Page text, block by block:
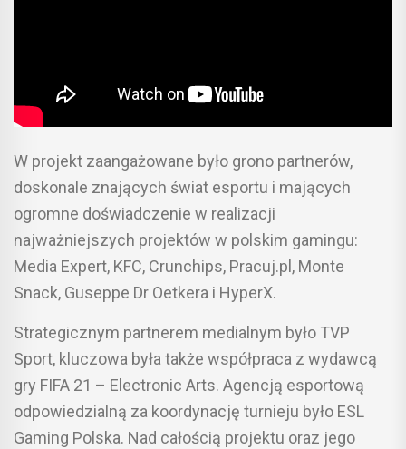
W projekt zaangażowane było grono partnerów,
doskonale znających świat esportu i mających
ogromne doświadczenie w realizacji
najważniejszych projektów w polskim gamingu:
Media Expert, KFC, Crunchips, Pracuj.pl, Monte
Snack, Guseppe Dr Oetkera i HyperX.
Strategicznym partnerem medialnym było TVP
Sport, kluczowa była także współpraca z wydawcą
gry FIFA 21 – Electronic Arts. Agencją esportową
odpowiedzialną za koordynację turnieju było ESL
Gaming Polska. Nad całością projektu oraz jego